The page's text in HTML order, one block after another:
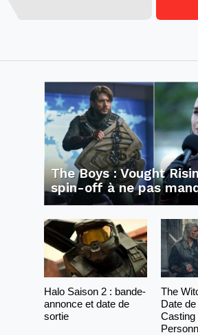
The Boys : Vought
spin-off à ne pas
Halo Saison 2 : bande-
annonce et date de
sortie
The
Date
Casting